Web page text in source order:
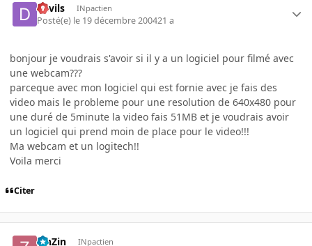
devils INpactien
Posté(e) le 19 décembre 200421 a
bonjour je voudrais s'avoir si il y a un logiciel pour filmé avec
une webcam???
parceque avec mon logiciel qui est fornie avec je fais des
video mais le probleme pour une resolution de 640x480 pour
une duré de 5minute la video fais 51MB et je voudrais avoir
un logiciel qui prend moin de place pour le video!!!
Ma webcam et un logitech!!
Voila merci
Citer
ZinZin INpactien